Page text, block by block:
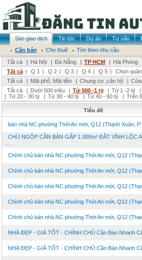
Sàn giao dịch Tin tức Dự án Tư vấn
Cần bán
Cho thuê
Tìm theo nhu cầu
Tất cả
| Hà Nội | Đà Nẵng | TP HCM | Hải Phòng
Tất cả | Q 1 | Q 2 | Q 3 | Q 4 | Q 5 |
Chọn
Tất cả
| Mặt phố, Mặt tiền | Chung cư ,căn hộ | Cửa
Tất cả
| Dưới 500 triệu | Từ 500 -1 tỷ | Từ 1 -2 tỷ |
| Từ 20 - 30 tỷ | Từ 30 - 40 tỷ | Từ 40 - 60 tỷ | Trên
Tiêu đề
bán nhà NC phường Thới An mới, Q12 (Thạnh Xuân, P
CHỦ NGỘP CẦN BÁN GẤP 1.000m² ĐẤT VĨNH LỘC
Chính chủ bán nhà NC phường Thới An mới, Q12
Chính chủ bán nhà NC phường Thới An mới, Q12
Chính chủ bán nhà NC phường Thới An mới, Q12
Chính chủ bán nhà NC phường Thới An mới, Q12
Chính chủ bán nhà NC phường Thới An mới, Q12
NHÀ ĐẸP - GIÁ TỐT - CHÍNH CHỦ Cần Bán Nhanh
NHÀ ĐẸP - GIÁ TỐT - CHÍNH CHỦ Cần Bán Nhanh